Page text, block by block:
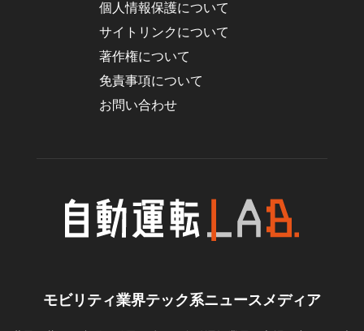
個人情報保護について
サイトリンクについて
著作権について
免責事項について
お問い合わせ
モビリティ業界テック系ニュースメディア